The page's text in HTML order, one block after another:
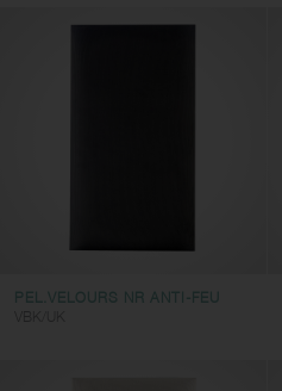
PEL.VELOURS NR ANTI-FEU